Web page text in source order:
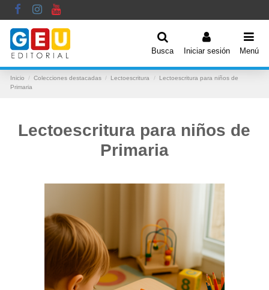
Busca Iniciar sesión Menú
Inicio Colecciones destacadas Lectoescritura
Lectoescritura para niños de
Primaria
Lectoescritura para niños de
Primaria